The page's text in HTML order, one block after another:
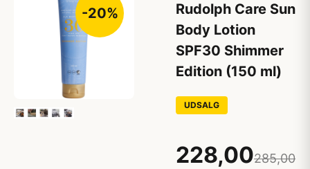
-20%
Rudolph Care Sun
Body Lotion
SPF30 Shimmer
Edition (150 ml)
UDSALG
228,00285,00